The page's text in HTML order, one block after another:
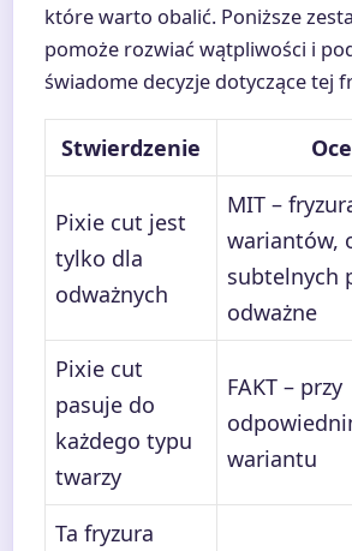
które warto obalić. Poniższe
pomoże rozwiać wątpliwości i
świadome decyzje dotyczące tej
Stwierdzenie
Pixie cut jest
tylko dla
odważnych
MIT –
wariantów,
subtelnych
odważne
Pixie cut
pasuje do
każdego typu
twarzy
FAKT – przy
wariantu
Ta fryzura